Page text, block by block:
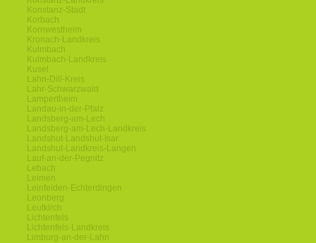
Konstanz-Stadt
Korbach
Kornwestheim
Kronach-Landkreis
Kulmbach
Kulmbach-Landkreis
Kusel
Lahn-Dill-Kreis
Lahr-Schwarzwald
Lampertheim
Landau-in-der-Pfalz
Landsberg-am-Lech
Landsberg-am-Lech-Landkreis
Landshut-Landshut-Isar
Landshut-Landkreis-Langen
Lauf-an-der-Pegnitz
Lebach
Leimen
Leinfelden-Echterdingen
Leonberg
Leutkirch
Lichtenfels
Lichtenfels-Landkreis
Limburg-an-der-Lahn